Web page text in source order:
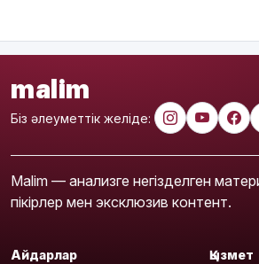
malim
Біз әлеуметтік желіде:
Malim — анализге негізделген
пікірлер мен эксклюзив контент.
Айдарлар Қызмет